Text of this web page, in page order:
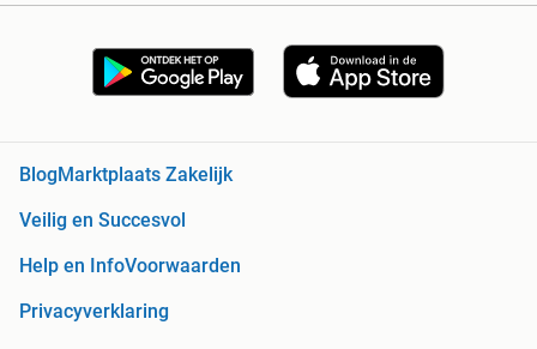
Blog Marktplaats Zakelijk
Veilig en Succesvol
Help en InfoVoorwaarden
Privacyverklaring